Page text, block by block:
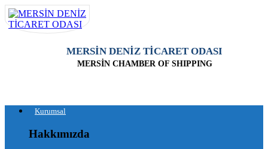
MERSİN DENİZ TİCARET ODASI
MERSİN CHAMBER OF SHIPPING
Kurumsal
Hakkımızda